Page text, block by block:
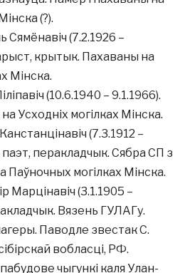
(?).
Сямёнавіч (7.2.1926 –
крытык. Пахаваны на
Мінска.
(10.6.1940 – 9.1.1966).
Усходніх могілках Мінска.
(7.3.1912 –
паэт, перакладчык. Сябра СП з
Паўночных могілках Мінска.
Марцінавіч (3.1.1905 –
Вязень ГУЛАГу.
Паводле звестак С.
вобласці, РФ.
чыгункі каля Улан-